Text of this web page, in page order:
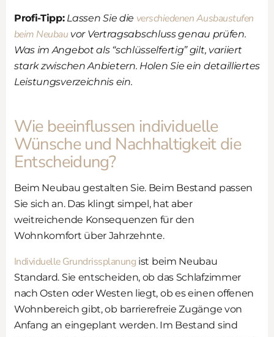
Profi-Tipp: Lassen Sie die verschiedenen Ausbaustufen
beim Neubau vor Vertragsabschluss genau prüfen.
Was im Angebot als “schlüsselfertig” gilt, variiert
stark zwischen Anbietern. Holen Sie ein detailliertes
Leistungsverzeichnis ein.
Wie beeinflussen individuelle
Wünsche und Nachhaltigkeit die
Entscheidung?
Beim Neubau gestalten Sie. Beim Bestand passen
Sie sich an. Das klingt simpel, hat aber
weitreichende Konsequenzen für den
Wohnkomfort über Jahrzehnte.
Individuelle Grundrissplanung ist beim Neubau
Standard. Sie entscheiden, ob das Schlafzimmer
nach Osten oder Westen liegt, ob es einen offenen
Wohnbereich gibt, ob barrierefreie Zugänge von
Anfang an eingeplant werden. Im Bestand sind